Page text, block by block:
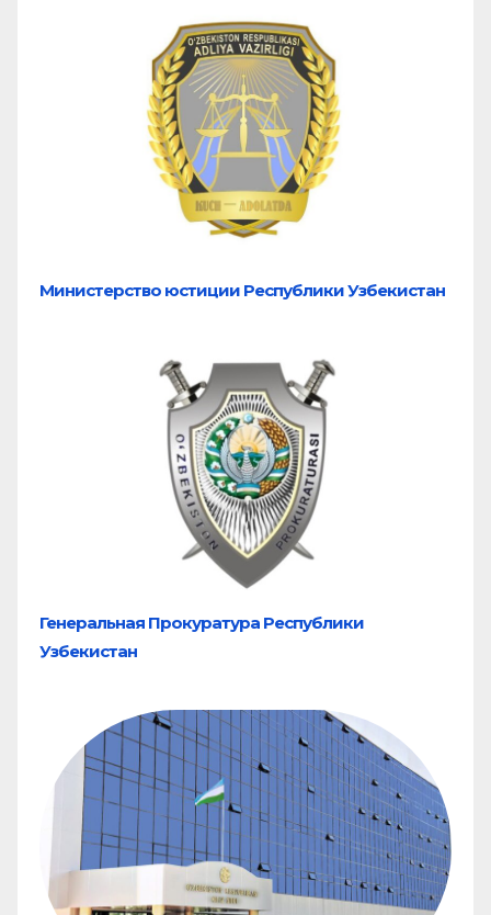
Министерство юстиции Республики Узбекистан
Генеральная Прокуратура Республики
Узбекистан